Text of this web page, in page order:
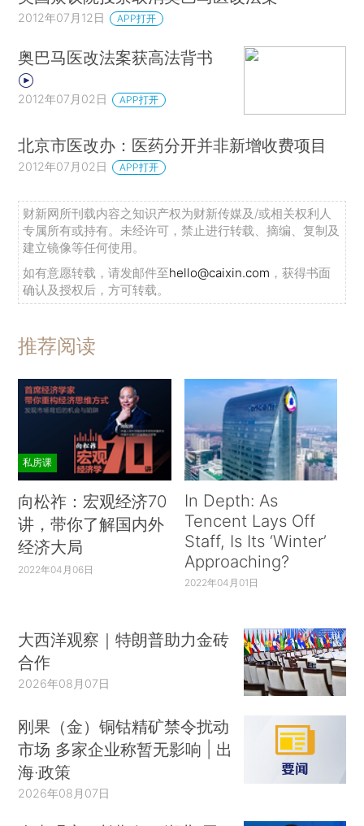
2012年07月12日 APP打开
奥巴马医改法案获高法背书
2012年07月02日 APP打开
北京市医改办：医药分开并非新增收费项目
2012年07月02日 APP打开
财新网所刊载内容之知识产权为财新传媒及/或相关权利人
专属所有或持有。未经许可，禁止进行转载、摘编、复制及
建立镜像等任何使用。
如有意愿转载，请发邮件至hello@caixin.com ，获得书面
确认及授权后，方可转载。
推荐阅读
私房课
向松祚：宏观经济70
讲，带你了解国内外
经济大局
2022年04月06日
In Depth: As
Tencent Lays Off
Staff, Is Its ‘Winter’
Approaching?
2022年04月01日
大西洋观察｜特朗普助力金砖
合作
2026年08月07日
刚果（金）铜钴精矿禁令扰动
市场 多家企业称暂无影响 | 出
海·政策
2026年08月07日